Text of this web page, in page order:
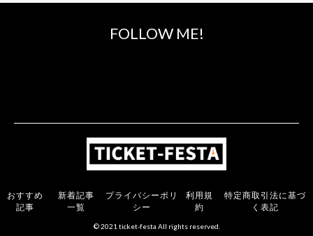
FOLLOW ME!
おすすめ
記事
新着記事
一覧
プライバシーポリ
シー
利用規
約
特定商取引法に基づ
く表記
© 2021 ticket-festa All rights reserved.